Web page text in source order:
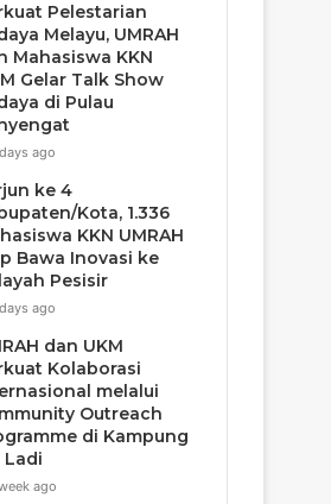
Pelestarian
Melayu, UMRAH
Mahasiswa KKN
Gelar Talk Show
di Pulau
ago
ke 4
Kota, 1.336
KKN UMRAH
Bawa Inovasi ke
Pesisir
ago
dan UKM
Kolaborasi
melalui
Outreach
di Kampung
Ladi
ago